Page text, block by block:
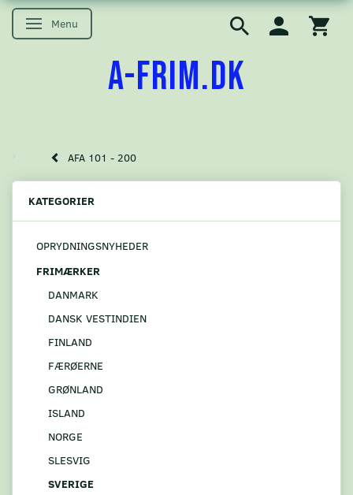
Skifte navigation
Menu
A-FRIM.DK
AFA 101 - 200
KATEGORIER
OPRYDNINGSNYHEDER
FRIMÆRKER
DANMARK
DANSK VESTINDIEN
FINLAND
FÆRØERNE
GRØNLAND
ISLAND
NORGE
SLESVIG
SVERIGE